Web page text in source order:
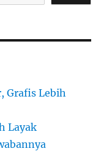
Grafis Lebih
Layak